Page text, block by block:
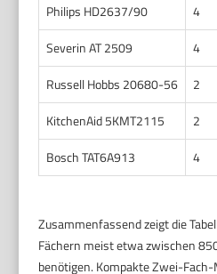
Philips HD2637/90
4
Severin AT 2509
4
Russell Hobbs 20680-56
2
KitchenAid 5KMT2115
2
Bosch TAT6A913
4
Zusammenfassend zeigt die
Fächern meist etwa zwischen
benötigen. Kompakte Zwei-